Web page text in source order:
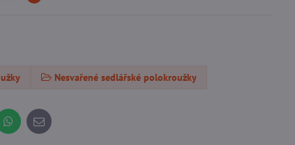
Nesvařené sedlářské polokroužky
WhatsApp
E-
mail